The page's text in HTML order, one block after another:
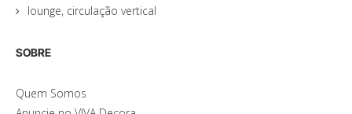
lounge, circulação vertical
SOBRE
Quem Somos